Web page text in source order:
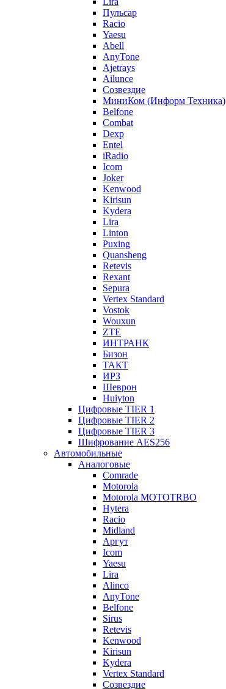
Пульсар
Racio
Yaesu
Abell
AnyTone
Ajetrays
Ailunce
Созвездие
МиниКом (Информ Техника)
Belfone
Combat
Dexp
Entel
iRadio
Icom
Joker
Kenwood
Kirisun
Kydera
Lira
Linton
Puxing
Quansheng
Retevis
Rexant
Sepura
Vertex Standard
Vostok
Wouxun
ZTE
ИНТРАНК
Бизон
ТАКТ
ИРЗ
Шеврон
Huiyton
Цифровые TIER 1
Цифровые TIER 2
Цифровые TIER 3
Шифрование AES256
Автомобильные
Аналоговые
Comrade
Motorola
Motorola MOTOTRBO
Hytera
Racio
Midland
Аргут
Icom
Yaesu
Lira
Alinco
AnyTone
Belfone
Sirus
Retevis
Kenwood
Kirisun
Kydera
Vertex Standard
Созвездие